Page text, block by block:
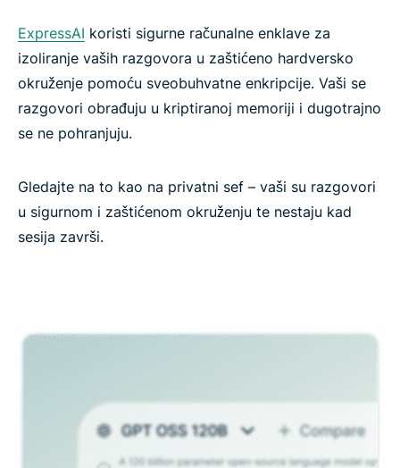
ExpressAI koristi sigurne računalne enklave za
izoliranje vaših razgovora u zaštićeno hardversko
okruženje pomoću sveobuhvatne enkripcije. Vaši se
razgovori obrađuju u kriptiranoj memoriji i dugotrajno
se ne pohranjuju.
Gledajte na to kao na privatni sef – vaši su razgovori
u sigurnom i zaštićenom okruženju te nestaju kad
sesija završi.